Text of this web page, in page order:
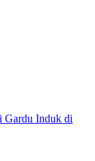
Gardu Induk di